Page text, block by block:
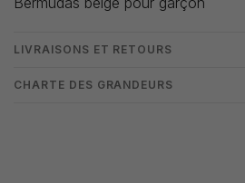
LIVRAISONS ET RETOURS
CHARTE DES GRANDEURS